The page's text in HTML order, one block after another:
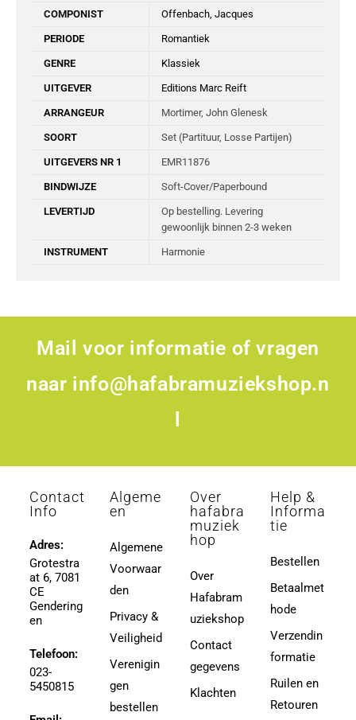
COMPONIST Offenbach, Jacques
PERIODE Romantiek
GENRE Klassiek
UITGEVER Editions Marc Reift
ARRANGEUR Mortimer, John Glenesk
SOORT Set (Partituur, Losse Partijen)
UITGEVERS NR 1 EMR11876
BINDWIJZE Soft-Cover/Paperbound
LEVERTIJD
Op bestelling. Levering
gewoonlijk binnen 2-3 weken
INSTRUMENT Harmonie
Mail voor informatie of vragen
naar info@hafabramuziekshop.n
Contact
Info
Adres:
Grotestra
at 6, 7081
CE
Gendering
en
Telefoon:
023-
5450815
Algeme
en
Algemene
Voorwaar
den
Privacy &
Veiligheid
Verenigin
gen
bestellen
Over
hafabra
muziek
hop
Over
Hafabram
uziekshop
Contact
gegevens
Klachten
Help &
Informa
tie
Bestellen
Betaalmet
hode
Verzendin
formatie
Ruilen en
Retouren